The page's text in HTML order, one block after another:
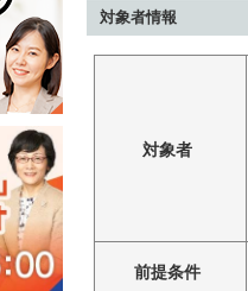
対象者情報
対象者
前提条件